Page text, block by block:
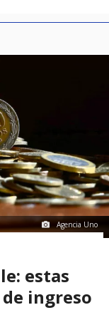
Agencia Uno
estas
ingreso